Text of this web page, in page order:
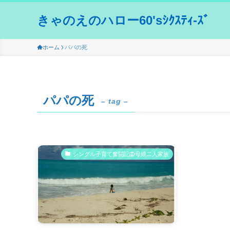
きゃのえのハロー60'sｼｸｽﾃｨ-ｽﾞ
ホーム パパの死
パパの死 – tag –
シングル子育て奮闘記🦁母娘二人家族